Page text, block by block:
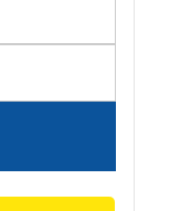
üzleti